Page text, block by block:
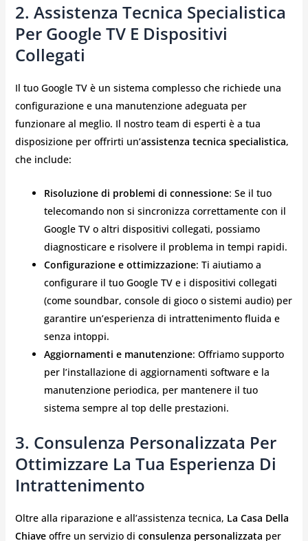
2. Assistenza Tecnica Specialistica
Per Google TV E Dispositivi
Collegati
Il tuo Google TV è un sistema complesso che richiede una
configurazione e una manutenzione adeguata per
funzionare al meglio. Il nostro team di esperti è a tua
disposizione per offrirti un’assistenza tecnica specialistica,
che include:
Risoluzione di problemi di connessione: Se il tuo
telecomando non si sincronizza correttamente con il
Google TV o altri dispositivi collegati, possiamo
diagnosticare e risolvere il problema in tempi rapidi.
Configurazione e ottimizzazione: Ti aiutiamo a
configurare il tuo Google TV e i dispositivi collegati
(come soundbar, console di gioco o sistemi audio) per
garantire un’esperienza di intrattenimento fluida e
senza intoppi.
Aggiornamenti e manutenzione: Offriamo supporto
per l’installazione di aggiornamenti software e la
manutenzione periodica, per mantenere il tuo
sistema sempre al top delle prestazioni.
3. Consulenza Personalizzata Per
Ottimizzare La Tua Esperienza Di
Intrattenimento
Oltre alla riparazione e all’assistenza tecnica, La Casa Della
Chiaveoffre un servizio di consulenza personalizzata per